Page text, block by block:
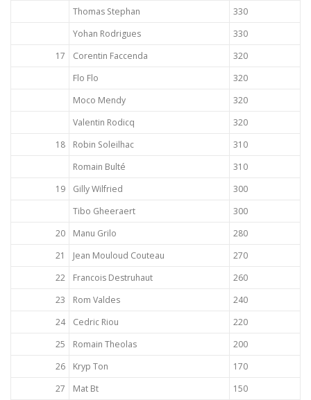
Thomas Stephan
330
Yohan Rodrigues
330
17
Corentin Faccenda
320
Flo Flo
320
Moco Mendy
320
Valentin Rodicq
320
18
Robin Soleilhac
310
Romain Bulté
310
19
Gilly Wilfried
300
Tibo Gheeraert
300
20
Manu Grilo
280
21
Jean Mouloud Couteau
270
22
Francois Destruhaut
260
23
Rom Valdes
240
24
Cedric Riou
220
25
Romain Theolas
200
26
Kryp Ton
170
27
Mat Bt
150